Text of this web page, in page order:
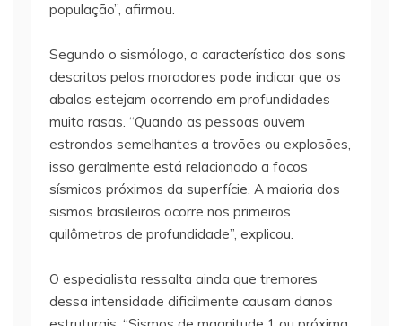
população”, afirmou.
Segundo o sismólogo, a característica dos sons
descritos pelos moradores pode indicar que os
abalos estejam ocorrendo em profundidades
muito rasas. “Quando as pessoas ouvem
estrondos semelhantes a trovões ou explosões,
isso geralmente está relacionado a focos
sísmicos próximos da superfície. A maioria dos
sismos brasileiros ocorre nos primeiros
quilômetros de profundidade”, explicou.
O especialista ressalta ainda que tremores
dessa intensidade dificilmente causam danos